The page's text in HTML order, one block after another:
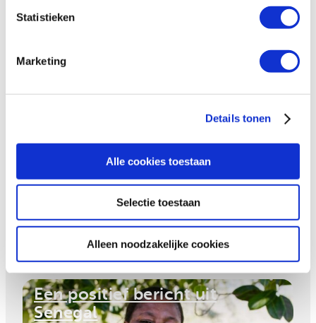
Statistieken
Marketing
Details tonen
Alle cookies toestaan
Selectie toestaan
Alleen noodzakelijke cookies
andere producten op zonne-
landbouwbedrijf dat draait op
Een positief bericht uit
Senegal